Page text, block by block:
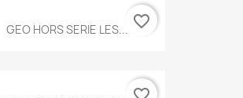
GEO HORS SERIE LES... favorite_border